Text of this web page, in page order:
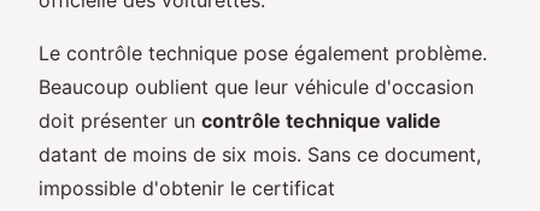
Le contrôle technique pose également problème.
Beaucoup oublient que leur véhicule d'occasion
doit présenter un contrôle technique valide
datant de moins de six mois. Sans ce document,
impossible d'obtenir le certificat